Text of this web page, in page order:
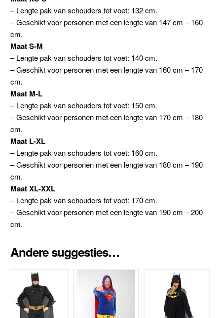
– Lengte pak van schouders tot voet: 132 cm.
– Geschikt voor personen met een lengte van 147 cm – 160
cm.
Maat S-M
– Lengte pak van schouders tot voet: 140 cm.
– Geschikt voor personen met een lengte van 160 cm – 170
cm.
Maat M-L
– Lengte pak van schouders tot voet: 150 cm.
– Geschikt voor personen met een lengte van 170 cm – 180
cm.
Maat L-XL
– Lengte pak van schouders tot voet: 160 cm.
– Geschikt voor personen met een lengte van 180 cm – 190
cm.
Maat XL-XXL
– Lengte pak van schouders tot voet: 170 cm.
– Geschikt voor personen met een lengte van 190 cm – 200
cm.
Andere suggesties…